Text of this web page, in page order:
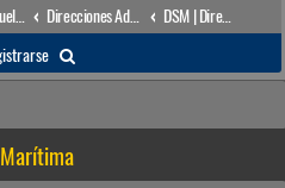
Direcciones Administrativas
DSM | Dirección de Seguridad Marítima
u